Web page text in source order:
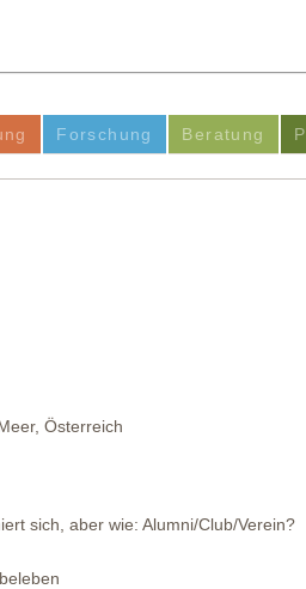
Forschung Beratung
Österreich
sich, aber wie: Alumni/Club/Verein?